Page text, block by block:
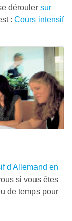
dérouler sur
: Cours intensif
d'Allemand en
si vous êtes
de temps pour